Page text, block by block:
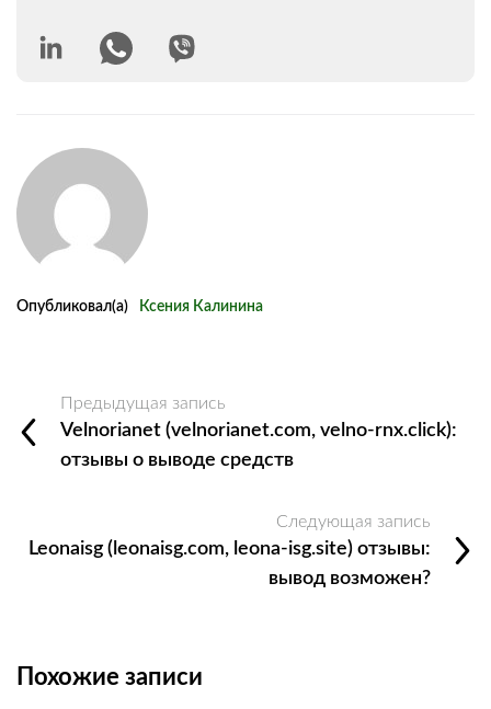
Опубликовал(а) Ксения Калинина
Предыдущая запись
Velnorianet (velnorianet.com, velno-rnx.click):
отзывы о выводе средств
Следующая запись
Leonaisg (leonaisg.com, leona-isg.site) отзывы:
вывод возможен?
Похожие записи